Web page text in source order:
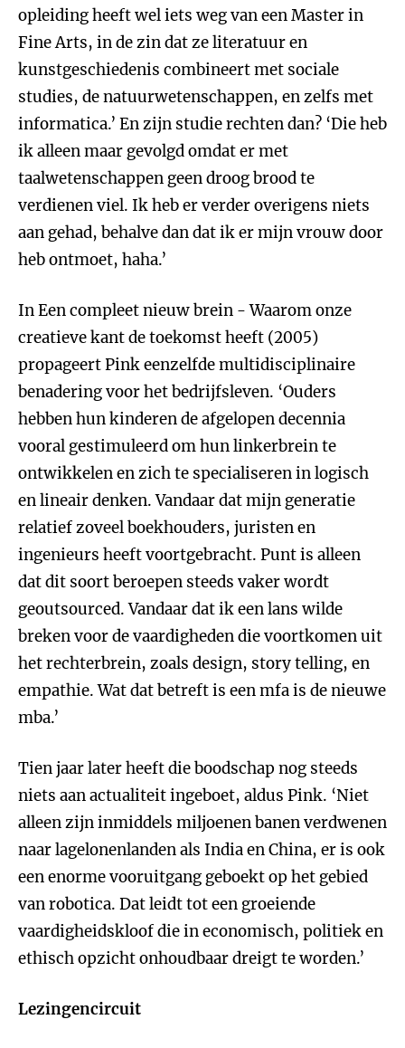
opleiding heeft wel iets weg van een Master in
Fine Arts, in de zin dat ze literatuur en
kunstgeschiedenis combineert met sociale
studies, de natuurwetenschappen, en zelfs met
informatica.’ En zijn studie rechten dan? ‘Die heb
ik alleen maar gevolgd omdat er met
taalwetenschappen geen droog brood te
verdienen viel. Ik heb er verder overigens niets
aan gehad, behalve dan dat ik er mijn vrouw door
heb ontmoet, haha.’
In Een compleet nieuw brein - Waarom onze
creatieve kant de toekomst heeft (2005)
propageert Pink eenzelfde multidisciplinaire
benadering voor het bedrijfsleven. ‘Ouders
hebben hun kinderen de afgelopen decennia
vooral gestimuleerd om hun linkerbrein te
ontwikkelen en zich te specialiseren in logisch
en lineair denken. Vandaar dat mijn generatie
relatief zoveel boekhouders, juristen en
ingenieurs heeft voortgebracht. Punt is alleen
dat dit soort beroepen steeds vaker wordt
geoutsourced. Vandaar dat ik een lans wilde
breken voor de vaardigheden die voortkomen uit
het rechterbrein, zoals design, story telling, en
empathie. Wat dat betreft is een mfa is de nieuwe
mba.’
Tien jaar later heeft die boodschap nog steeds
niets aan actualiteit ingeboet, aldus Pink. ‘Niet
alleen zijn inmiddels miljoenen banen verdwenen
naar lagelonenlanden als India en China, er is ook
een enorme vooruitgang geboekt op het gebied
van robotica. Dat leidt tot een groeiende
vaardigheidskloof die in economisch, politiek en
ethisch opzicht onhoudbaar dreigt te worden.’
Lezingencircuit